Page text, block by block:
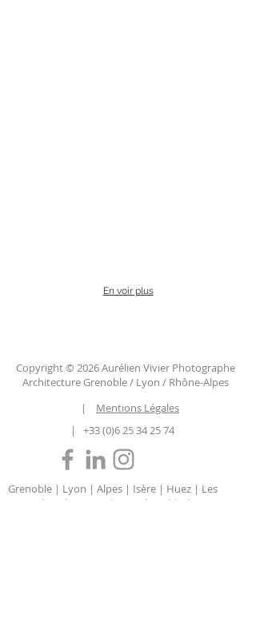
En voir plus
Copyright © 2026 Aurélien Vivier Photographe
Architecture Grenoble / Lyon / Rhône-Alpes
| Mentions Légales
| +33 (0)6 25 34 25 74
Grenoble | Lyon | Alpes | Isère | Huez | Les
Deux Alpes | Annecy | Courchevel | Chamonix